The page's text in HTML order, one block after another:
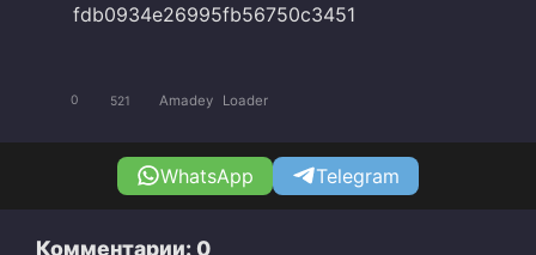
fdb0934e26995fb56750c3451
0 521 Amadey Loader
WhatsApp Telegram
Комментарии: 0